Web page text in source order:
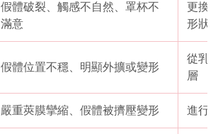
假體破裂、觸感不自然、罩杯不
滿意
更換
形狀
假體位置不穩、明顯外擴或變形
從乳
層
嚴重莢膜攣縮、假體被擠壓變形 進行